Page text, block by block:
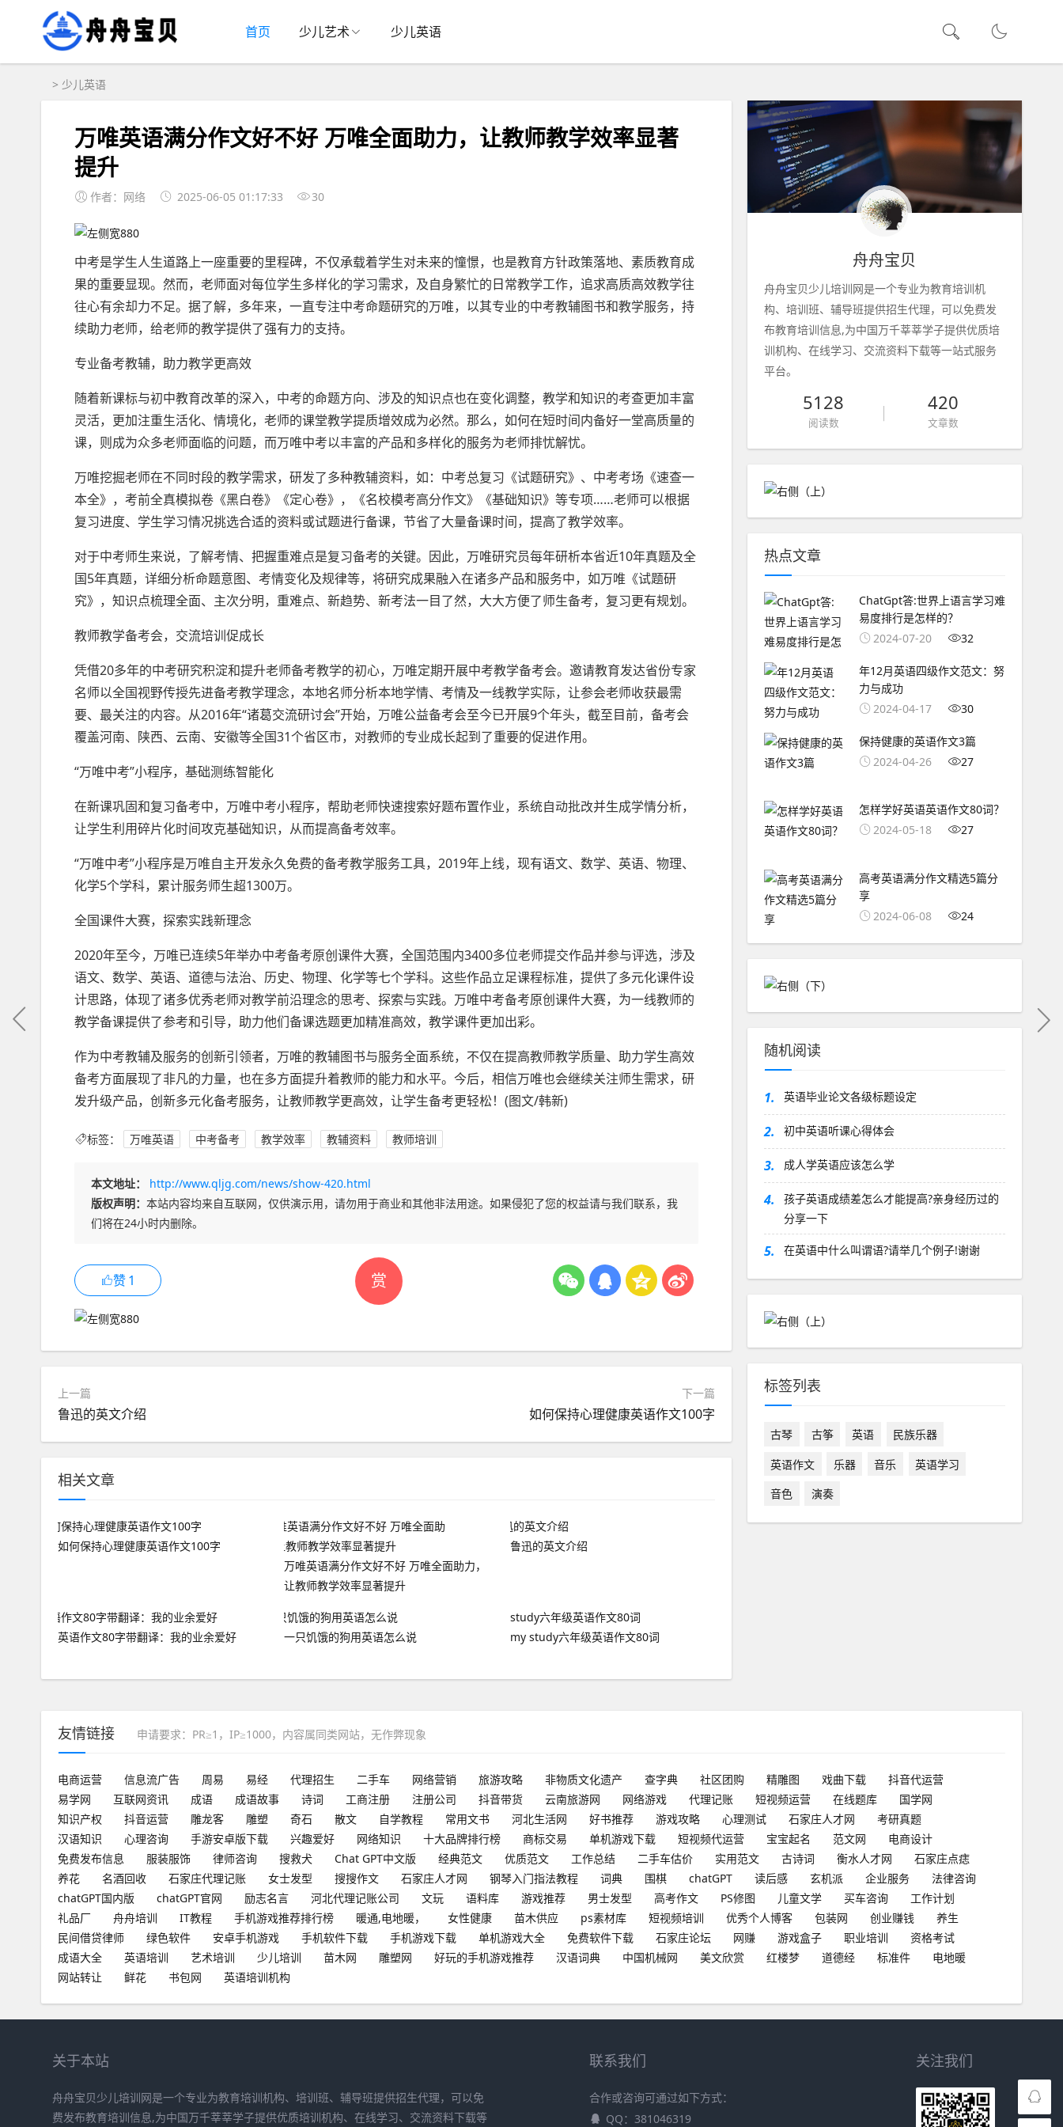
首页 少儿艺术 少儿英语
> 少儿英语
万唯英语满分作文好不好 万唯全面助力，让教师教学效率显著
提升
作者：网络 2025-06-05 01:17:33 30
中考是学生人生道路上一座重要的里程碑，不仅承载着学生对未来的憧憬，也是教育方针政策落地、素质教育成
果的重要显现。然而，老师面对每位学生多样化的学习需求，及自身繁忙的日常教学工作，追求高质高效教学往
往心有余却力不足。据了解，多年来，一直专注中考命题研究的万唯，以其专业的中考教辅图书和教学服务，持
续助力老师，给老师的教学提供了强有力的支持。
专业备考教辅，助力教学更高效
随着新课标与初中教育改革的深入，中考的命题方向、涉及的知识点也在变化调整，教学和知识的考查更加丰富
灵活，更加注重生活化、情境化，老师的课堂教学提质增效成为必然。那么，如何在短时间内备好一堂高质量的
课，则成为众多老师面临的问题，而万唯中考以丰富的产品和多样化的服务为老师排忧解忧。
万唯挖掘老师在不同时段的教学需求，研发了多种教辅资料，如：中考总复习《试题研究》、中考考场《速查一
本全》，考前全真模拟卷《黑白卷》《定心卷》，《名校模考高分作文》《基础知识》等专项……老师可以根据
复习进度、学生学习情况挑选合适的资料或试题进行备课，节省了大量备课时间，提高了教学效率。
对于中考师生来说，了解考情、把握重难点是复习备考的关键。因此，万唯研究员每年研析本省近10年真题及全
国5年真题，详细分析命题意图、考情变化及规律等，将研究成果融入在诸多产品和服务中，如万唯《试题研
究》，知识点梳理全面、主次分明，重难点、新趋势、新考法一目了然，大大方便了师生备考，复习更有规划。
教师教学备考会，交流培训促成长
凭借20多年的中考研究积淀和提升老师备考教学的初心，万唯定期开展中考教学备考会。邀请教育发达省份专家
名师以全国视野传授先进备考教学理念，本地名师分析本地学情、考情及一线教学实际，让参会老师收获最需
要、最关注的内容。从2016年“诸葛交流研讨会”开始，万唯公益备考会至今已开展9个年头，截至目前，备考会
覆盖河南、陕西、云南、安徽等全国31个省区市，对教师的专业成长起到了重要的促进作用。
“万唯中考”小程序，基础测练智能化
在新课巩固和复习备考中，万唯中考小程序，帮助老师快速搜索好题布置作业，系统自动批改并生成学情分析，
让学生利用碎片化时间攻克基础知识，从而提高备考效率。
“万唯中考”小程序是万唯自主开发永久免费的备考教学服务工具，2019年上线，现有语文、数学、英语、物理、
化学5个学科，累计服务师生超1300万。
全国课件大赛，探索实践新理念
2020年至今，万唯已连续5年举办中考备考原创课件大赛，全国范围内3400多位老师提交作品并参与评选，涉及
语文、数学、英语、道德与法治、历史、物理、化学等七个学科。这些作品立足课程标准，提供了多元化课件设
计思路，体现了诸多优秀老师对教学前沿理念的思考、探索与实践。万唯中考备考原创课件大赛，为一线教师的
教学备课提供了参考和引导，助力他们备课选题更加精准高效，教学课件更加出彩。
作为中考教辅及服务的创新引领者，万唯的教辅图书与服务全面系统，不仅在提高教师教学质量、助力学生高效
备考方面展现了非凡的力量，也在多方面提升着教师的能力和水平。今后，相信万唯也会继续关注师生需求，研
发升级产品，创新多元化备考服务，让教师教学更高效，让学生备考更轻松！(图文/韩新)
标签： 万唯英语 中考备考 教学效率 教辅资料 教师培训
赏
本文地址：
http://www.qljg.com/news/show-420.html
版权声明： 本站内容均来自互联网，仅供演示用，请勿用于商业和其他非法用途。如果侵犯了您的权益请与我们联系，我
们将在24小时内删除。
赞1
上一篇
鲁迅的英文介绍
下一篇
如何保持心理健康英语作文100字
相关文章
如何保持心理健康英语作文100字
万唯英语满分作文好不好 万唯全面助力，
让教师教学效率显著提升
鲁迅的英文介绍
英语作文80字带翻译：我的业余爱好 一只饥饿的狗用英语怎么说 my study六年级英语作文80词
舟舟宝贝
舟舟宝贝少儿培训网是一个专业为教育培训机
构、培训班、辅导班提供招生代理，可以免费发
布教育培训信息,为中国万千莘莘学子提供优质培
训机构、在线学习、交流资料下载等一站式服务
平台。
5128
阅读数
420
文章数
热点文章
ChatGpt答:世界上语言学习难
易度排行是怎样的？
2024-07-20
32
年12月英语四级作文范文：努
力与成功
2024-04-17
30
保持健康的英语作文3篇
2024-04-26
27
怎样学好英语英语作文80词？
2024-05-18
27
高考英语满分作文精选5篇分
享
2024-06-08
24
随机阅读
1. 英语毕业论文各级标题设定
2. 初中英语听课心得体会
3. 成人学英语应该怎么学
4.
孩子英语成绩差怎么才能提高?亲身经历过的
分享一下
5. 在英语中什么叫谓语?请举几个例子!谢谢
标签列表
古琴 古筝 英语
民族乐器
英语作文
乐器 音乐
英语学习
音色
演奏
友情链接 申请要求：PR≥1，IP≥1000，内容属同类网站，无作弊现象
电商运营 信息流广告 周易 易经 代理招生 二手车 网络营销 旅游攻略 非物质文化遗产 查字典 社区团购 精雕图 戏曲下载
抖音代运营
易学网
互联网资讯 成语 成语故事 诗词 工商注册 注册公司 抖音带货 云南旅游网 网络游戏 代理记账 短视频运营 在线题库
国学网
知识产权
抖音运营 雕龙客 雕塑 奇石 散文 自学教程 常用文书 河北生活网 好书推荐 游戏攻略 心理测试 石家庄人才网
考研真题
汉语知识
心理咨询 手游安卓版下载 兴趣爱好 网络知识 十大品牌排行榜 商标交易 单机游戏下载 短视频代运营 宝宝起名 范文网
电商设计
免费发布信息
服装服饰 律师咨询 搜救犬 Chat GPT中文版 经典范文 优质范文 工作总结 二手车估价 实用范文 古诗词 衡水人才网
石家庄点痣
养花
名酒回收 石家庄代理记账 女士发型 搜搜作文 石家庄人才网 钢琴入门指法教程 词典 围棋 chatGPT 读后感 玄机派 企业服务
法律咨询
chatGPT国内版
chatGPT官网 励志名言 河北代理记账公司 文玩 语料库 游戏推荐 男士发型 高考作文 PS修图 儿童文学 买车咨询
工作计划
礼品厂
舟舟培训 IT教程 手机游戏推荐排行榜 暖通,电地暖， 女性健康 苗木供应 ps素材库 短视频培训 优秀个人博客 包装网 创业赚钱
养生
民间借贷律师
绿色软件 安卓手机游戏 手机软件下载 手机游戏下载 单机游戏大全 免费软件下载 石家庄论坛 网赚 游戏盒子 职业培训
资格考试
成语大全
英语培训 艺术培训 少儿培训 苗木网 雕塑网 好玩的手机游戏推荐 汉语词典 中国机械网 美文欣赏 红楼梦 道德经 标准件
电地暖
网站转让
鲜花 书包网 英语培训机构
关于本站
舟舟宝贝少儿培训网是一个专业为教育培训机构、培训班、辅导班提供招生代理，可以免
费发布教育培训信息,为中国万千莘莘学子提供优质培训机构、在线学习、交流资料下载等
联系我们
合作或咨询可通过如下方式：
QQ：381046319
关注我们